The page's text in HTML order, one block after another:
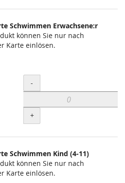
Schwimmen Erwachsene:r
können Sie nur nach
Karte einlösen.
Menge
-
+
Schwimmen Kind (4-11)
können Sie nur nach
Karte einlösen.